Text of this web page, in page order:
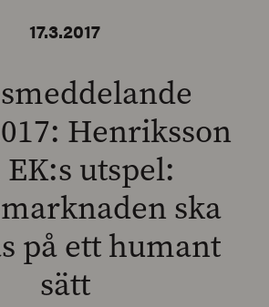
17.3.2017
Henriksson
utspel:
ska
på ett humant
sätt